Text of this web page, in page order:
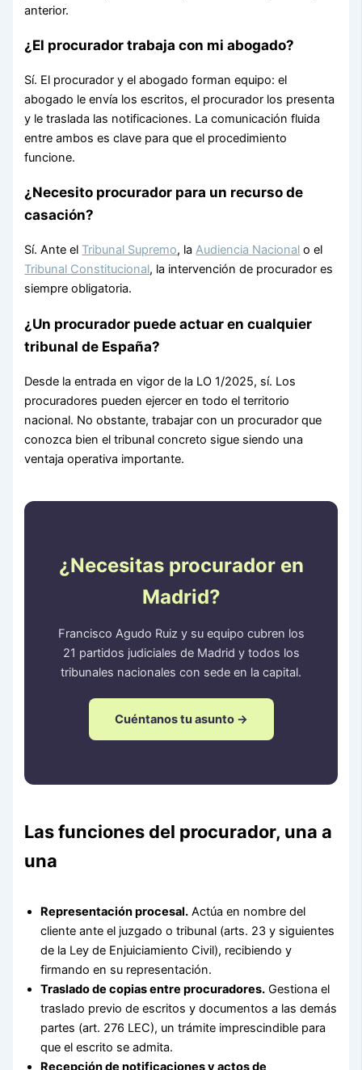
anterior.
¿El procurador trabaja con mi abogado?
Sí. El procurador y el abogado forman equipo: el
abogado le envía los escritos, el procurador los presenta
y le traslada las notificaciones. La comunicación fluida
entre ambos es clave para que el procedimiento
funcione.
¿Necesito procurador para un recurso de
casación?
Sí. Ante el Tribunal Supremo, laAudiencia Nacional o el
Tribunal Constitucional, la intervención de procurador es
siempre obligatoria.
¿Un procurador puede actuar en cualquier
tribunal de España?
Desde la entrada en vigor de la LO 1/2025, sí. Los
procuradores pueden ejercer en todo el territorio
nacional. No obstante, trabajar con un procurador que
conozca bien el tribunal concreto sigue siendo una
ventaja operativa importante.
¿Necesitas procurador en
Madrid?
Francisco Agudo Ruiz y su equipo cubren los
21 partidos judiciales de Madrid y todos los
tribunales nacionales con sede en la capital.
Cuéntanos tu asunto →
Las funciones del procurador, una a
una
Representación procesal. Actúa en nombre del
cliente ante el juzgado o tribunal (arts. 23 y siguientes
de la Ley de Enjuiciamiento Civil), recibiendo y
firmando en su representación.
Traslado de copias entre procuradores. Gestiona el
traslado previo de escritos y documentos a las demás
partes (art. 276 LEC), un trámite imprescindible para
que el escrito se admita.
Recepción de notificaciones y actos de